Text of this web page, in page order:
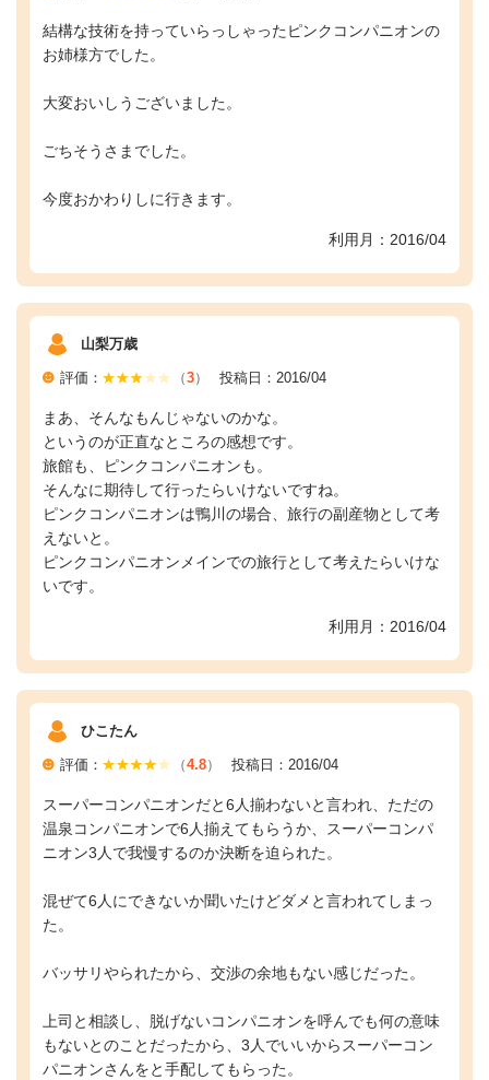
結構な技術を持っていらっしゃったピンクコンパニオンの
お姉様方でした。
大変おいしうございました。
ごちそうさまでした。
今度おかわりしに行きます。
利用月：2016/04
山梨万歳
評価： （3） 投稿日：2016/04
まあ、そんなもんじゃないのかな。
というのが正直なところの感想です。
旅館も、ピンクコンパニオンも。
そんなに期待して行ったらいけないですね。
ピンクコンパニオンは鴨川の場合、旅行の副産物として考
えないと。
ピンクコンパニオンメインでの旅行として考えたらいけな
いです。
利用月：2016/04
ひこたん
評価： （4.8） 投稿日：2016/04
スーパーコンパニオンだと6人揃わないと言われ、ただの
温泉コンパニオンで6人揃えてもらうか、スーパーコンパ
ニオン3人で我慢するのか決断を迫られた。
混ぜて6人にできないか聞いたけどダメと言われてしまっ
た。
バッサリやられたから、交渉の余地もない感じだった。
上司と相談し、脱げないコンパニオンを呼んでも何の意味
もないとのことだったから、3人でいいからスーパーコン
パニオンさんをと手配してもらった。